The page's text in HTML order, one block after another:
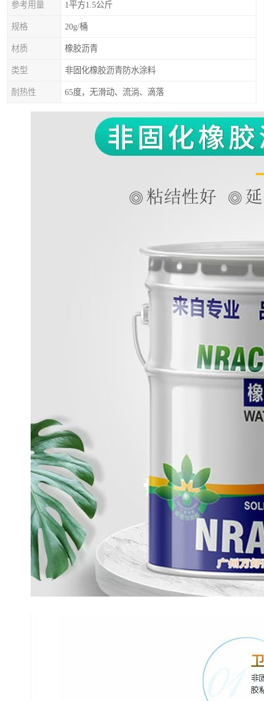
参考用量 1平方1.5公斤
规格 20g/桶
材质 橡胶沥青
类型 非固化橡胶沥青防水涂料
耐热性 65度，无滑动、流淌、滴落